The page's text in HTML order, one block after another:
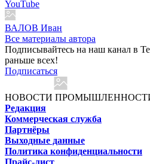
YouTube
ВАЛОВ Иван
Все материалы автора
Подписывайтесь на наш канал в
раньше всех!
Подписаться
НОВОСТИ
Редакция
Коммерческая служба
Партнёры
Выходные данные
Политика конфиденциальности
Прайс-лист